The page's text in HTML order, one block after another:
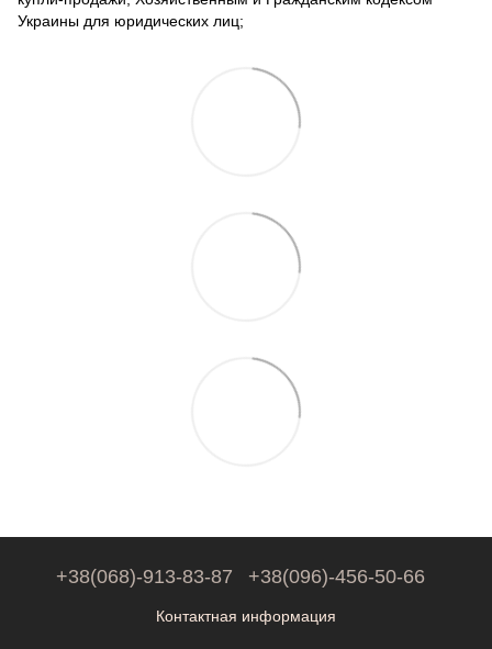
Украины для юридических лиц;
+38(068)-913-83-87 +38(096)-456-50-66
Контактная информация